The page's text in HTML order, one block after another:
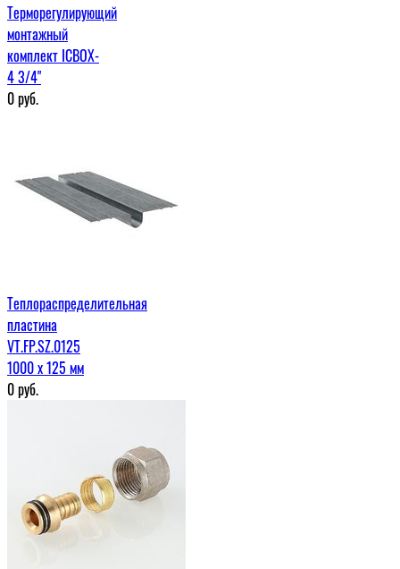
Терморегулирующий
монтажный
комплект ICBOX-
4 3/4"
0руб.
Теплораспределительная
пластина
VT.FP.SZ.0125
1000 х 125 мм
0руб.